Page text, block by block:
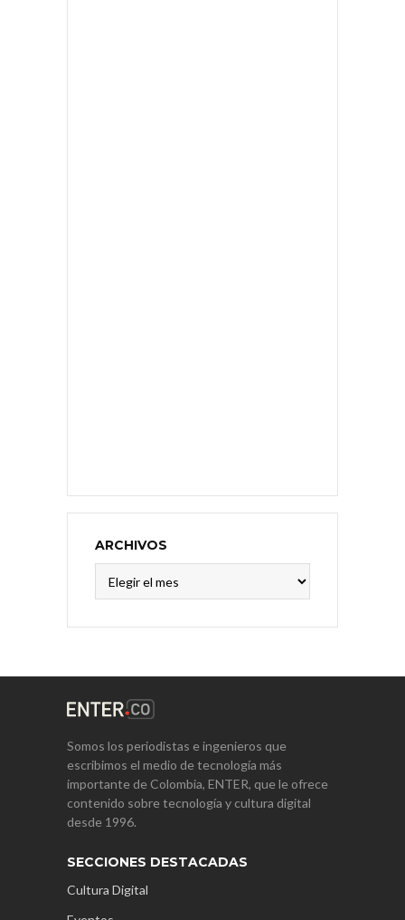
ARCHIVOS
Somos los periodistas e ingenieros que
escribimos el medio de tecnología más
importante de Colombia, ENTER, que le ofrece
contenido sobre tecnología y cultura digital
desde 1996.
SECCIONES DESTACADAS
Cultura Digital